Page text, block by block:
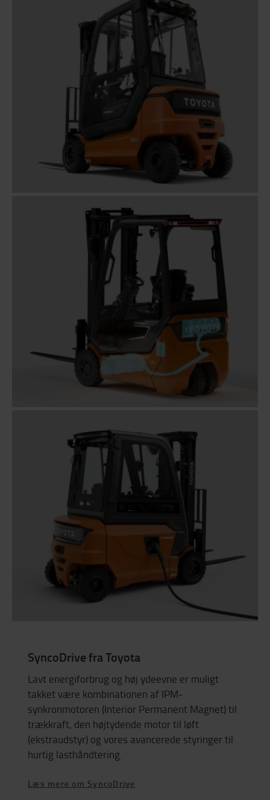
SyncoDrive fra Toyota
Lavt energiforbrug og høj ydeevne er muligt
takket være kombinationen af IPM-
synkronmotoren (Interior Permanent Magnet) til
trækkraft, den højtydende motor til løft
(ekstraudstyr) og vores avancerede styringer til
hurtig lasthåndtering.
Læs mere om SyncoDrive